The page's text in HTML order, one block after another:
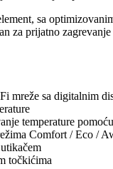
sa
za prijatno
mreže sa digitalnim
temperature
Comfort / Eco /
točkićima